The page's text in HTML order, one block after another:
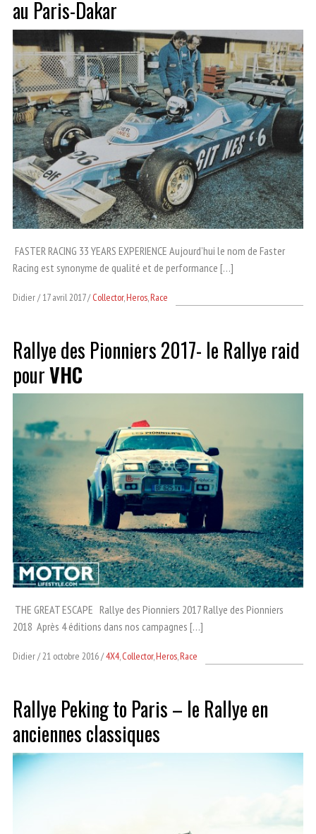
au Paris-Dakar
FASTER RACING 33 YEARS EXPERIENCE Aujourd’hui le nom de Faster
Racing est synonyme de qualité et de performance […]
Didier 17 avril 2017 Collector, Heros Race
Rallye des Pionniers 2017- le Rallye raid
pourVHC
THE GREAT ESCAPE Rallye des Pionniers 2017 Rallye des Pionniers
2018 Après 4 éditions dans nos campagnes […]
Didier 21 octobre 2016 4X4,Collector,Heros,Race
Rallye Peking to Paris – le Rallye en
anciennes classiques